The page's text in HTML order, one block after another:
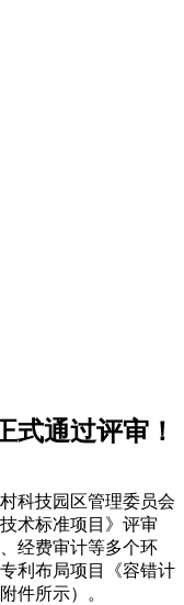
式通过评审！
科技园区管理委员会
术标准项目》评审
经费审计等多个环
利布局项目《容错计
件所示）。